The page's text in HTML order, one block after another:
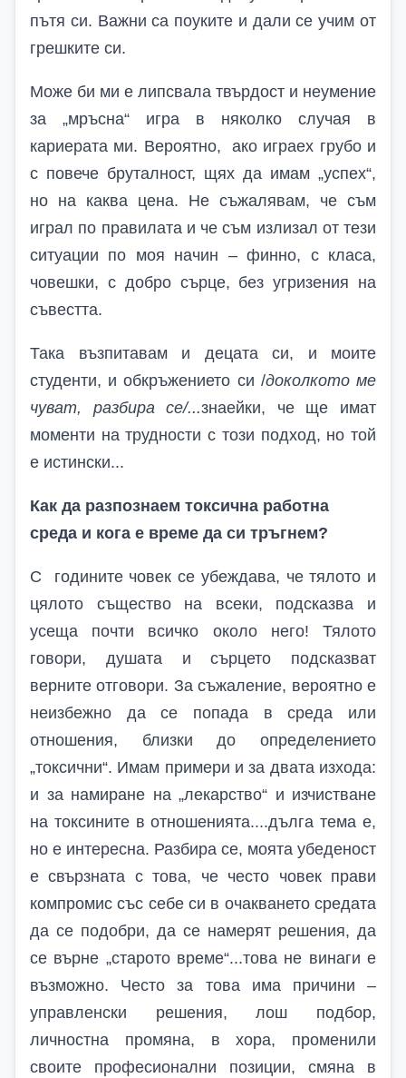
пътя си. Важни са поуките и дали се учим от
грешките си.
Може би ми е липсвала твърдост и неумение
за „мръсна“ игра в няколко случая в
кариерата ми. Вероятно, ако играех грубо и
с повече бруталност, щях да имам „успех“,
но на каква цена. Не съжалявам, че съм
играл по правилата и че съм излизал от тези
ситуации по моя начин – финно, с класа,
човешки, с добро сърце, без угризения на
съвестта.
Така възпитавам и децата си, и моите
студенти, и обкръжението си /доколкото ме
чуват, разбира се/...знаейки, че ще имат
моменти на трудности с този подход, но той
е истински...
Как да разпознаем токсична работна
среда и кога е време да си тръгнем?
С годините човек се убеждава, че тялото и
цялото същество на всеки, подсказва и
усеща почти всичко около него! Тялото
говори, душата и сърцето подсказват
верните отговори. За съжаление, вероятно е
неизбежно да се попада в среда или
отношения, близки до определението
„токсични“. Имам примери и за двата изхода:
и за намиране на „лекарство“ и изчистване
на токсините в отношенията....дълга тема е,
но е интересна. Разбира се, моята убеденост
е свързната с това, че често човек прави
компромис със себе си в очакването средата
да се подобри, да се намерят решения, да
се върне „старото време“...това не винаги е
възможно. Често за това има причини –
управленски решения, лош подбор,
личностна промяна, в хора, променили
своите професионални позиции, смяна в